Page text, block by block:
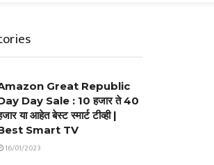
Great Republic
Day Sale : 10 हजार ते 40
या आहेत बेस्ट स्मार्ट टीव्ही |
Smart TV
16/01/2023